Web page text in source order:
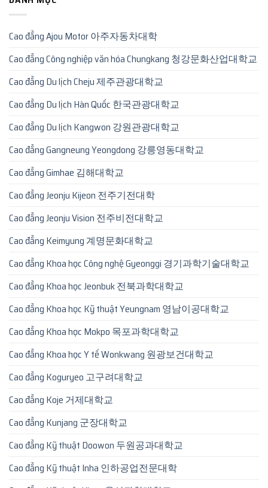
Cao đẳng Ajou Motor 아주자동차대학
Cao đẳng Công nghiệp văn hóa Chungkang 청강문화산업대학교
Cao đẳng Du lịch Cheju 제주관광대학교
Cao đẳng Du lịch Hàn Quốc 한국관광대학교
Cao đẳng Du lịch Kangwon 강원관광대학교
Cao đẳng Gangneung Yeongdong 강릉영동대학교
Cao đẳng Gimhae 김해대학교
Cao đẳng Jeonju Kijeon 전주기전대학
Cao đẳng Jeonju Vision 전주비전대학교
Cao đẳng Keimyung 계명문화대학교
Cao đẳng Khoa học Công nghệ Gyeonggi 경기과학기술대학교
Cao đẳng Khoa học Jeonbuk 전북과학대학교
Cao đẳng Khoa học Kỹ thuật Yeungnam 영남이공대학교
Cao đẳng Khoa học Mokpo 목포과학대학교
Cao đẳng Khoa học Y tế Wonkwang 원광보건대학교
Cao đẳng Koguryeo 고구려대학교
Cao đẳng Koje 거제대학교
Cao đẳng Kunjang 군장대학교
Cao đẳng Kỹ thuật Doowon 두원공과대학교
Cao đẳng Kỹ thuật Inha 인하공업전문대학